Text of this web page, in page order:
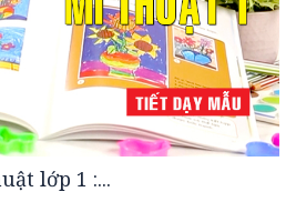
lớp 1 :...